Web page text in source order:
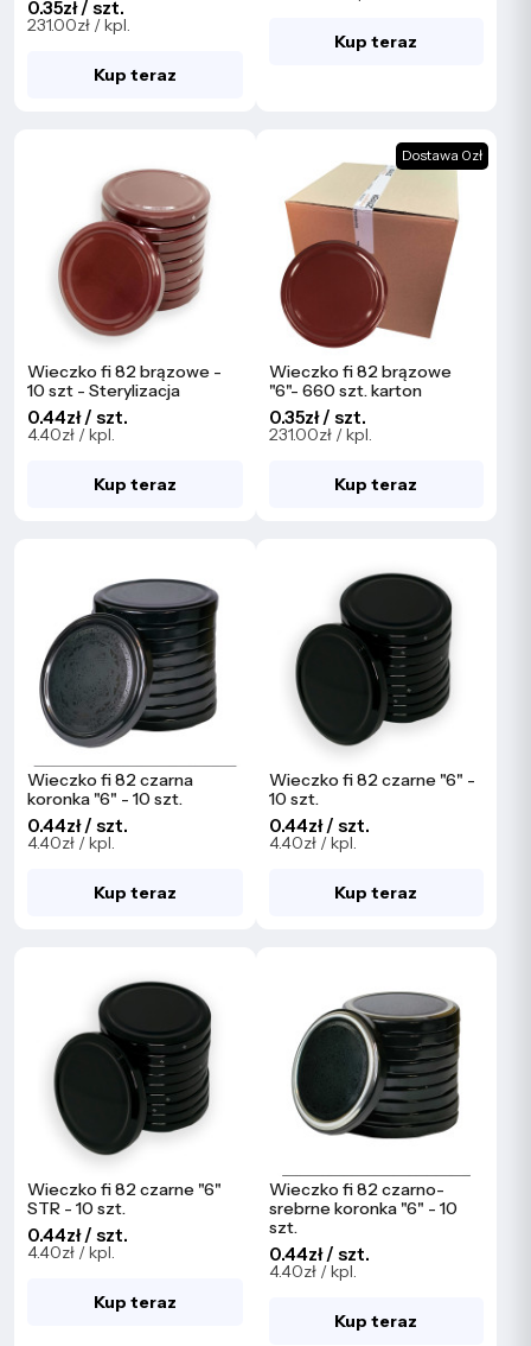
0.35zł / szt.
231.00zł / kpl.
Kup teraz
Kup teraz
Wieczko fi 82 brązowe -
10 szt - Sterylizacja
0.44zł / szt.
4.40zł / kpl.
Kup teraz
Dostawa 0zł
Wieczko fi 82 brązowe
"6"- 660 szt. karton
0.35zł / szt.
231.00zł / kpl.
Kup teraz
Wieczko fi 82 czarna
koronka "6" - 10 szt.
0.44zł / szt.
4.40zł / kpl.
Kup teraz
Wieczko fi 82 czarne "6" -
10 szt.
0.44zł / szt.
4.40zł / kpl.
Kup teraz
Wieczko fi 82 czarne "6"
STR - 10 szt.
0.44zł / szt.
4.40zł / kpl.
Kup teraz
Wieczko fi 82 czarno-
srebrne koronka "6" - 10
szt.
0.44zł / szt.
4.40zł / kpl.
Kup teraz